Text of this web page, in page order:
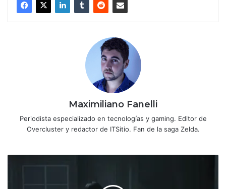
Maximiliano Fanelli
Periodista especializado en tecnologías y gaming. Editor de
Overcluster y redactor de ITSitio. Fan de la saga Zelda.